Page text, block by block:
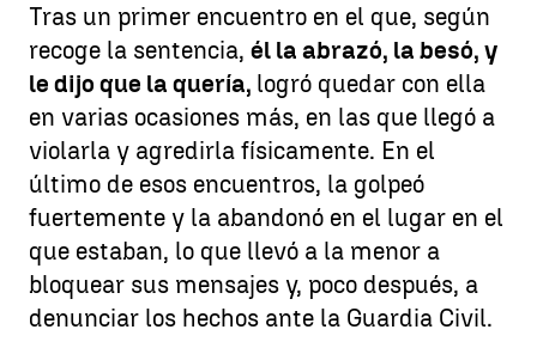
Tras un primer encuentro en el que, según
recoge la sentencia, él la abrazó, la besó, y
le dijo que la quería, logró quedar con ella
en varias ocasiones más, en las que llegó a
violarla y agredirla físicamente. En el
último de esos encuentros, la golpeó
fuertemente y la abandonó en el lugar en el
que estaban, lo que llevó a la menor a
bloquear sus mensajes y, poco después, a
denunciar los hechos ante la Guardia Civil.